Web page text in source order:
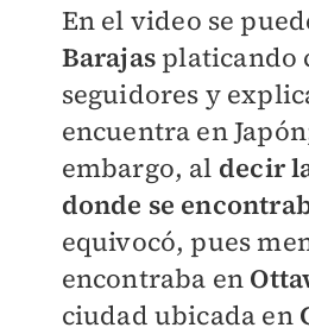
En el video se
Barajas platicando
seguidores y
encuentra en
embargo, al decir
donde se
equivocó, pues
encontraba en
ciudad ubicada en